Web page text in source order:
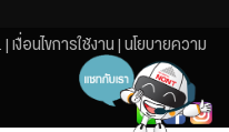
|เงื่อนไขการใช้งาน|นโยบายความ